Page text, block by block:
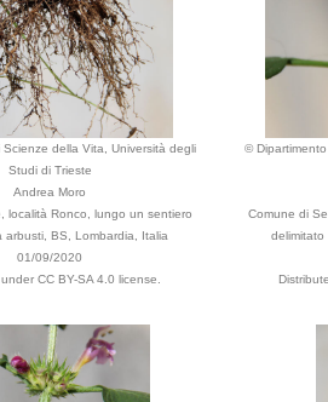
della Vita, Università degli
Studi di Trieste
Andrea Moro
località Ronco, lungo un sentiero
arbusti, BS, Lombardia, Italia
01/09/2020
CC BY-SA 4.0 license.
©
Comune di